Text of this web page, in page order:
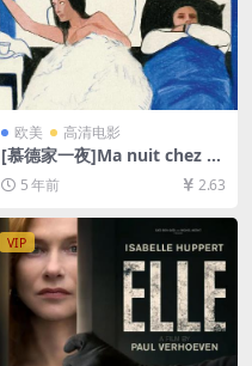
欧美 高清电影
[慕德家一夜]Ma nuit chez M
aud (1969)[百度网盘+迅雷云
盘资源1080P超清未删减][MP
5 年前 2.63
VIP